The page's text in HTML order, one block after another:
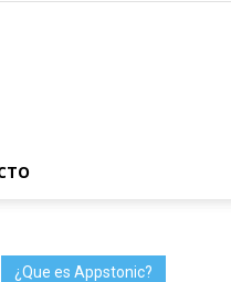
¿Que es Appstonic?